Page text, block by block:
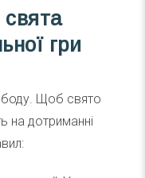
свята
гри
Щоб свято
на дотриманні